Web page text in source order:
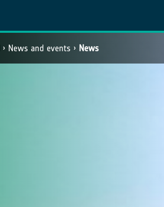
News and events News